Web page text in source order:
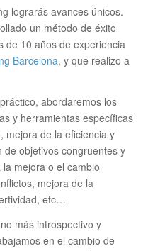
lograrás avances únicos.
un método de éxito
de 10 años de experiencia
Barcelona, y que realizo a
abordaremos los
y herramientas específicas
mejora de la eficiencia y
objetivos congruentes y
mejora o el cambio
mejora de la
etc…
más introspectivo y
en el cambio de